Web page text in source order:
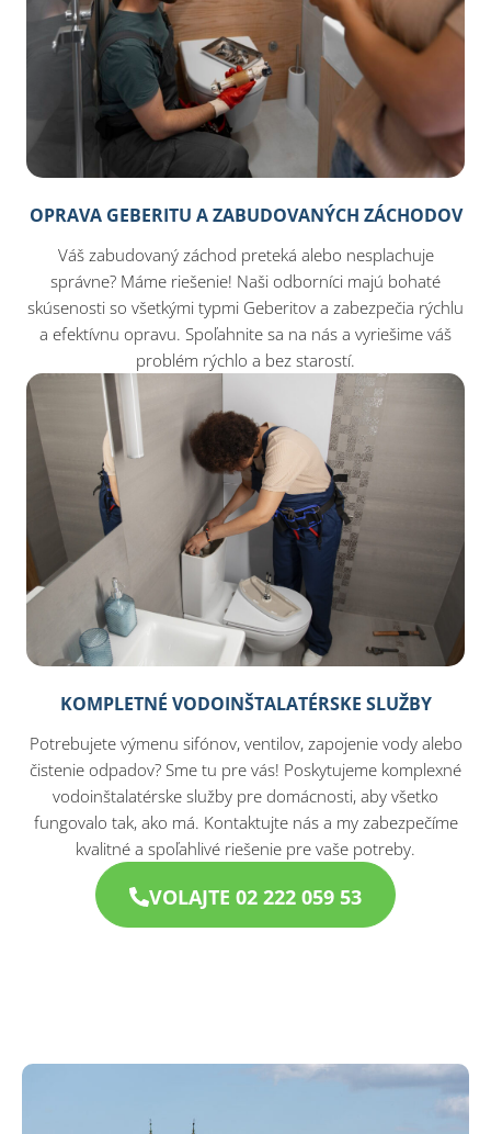
OPRAVA GEBERITU A ZABUDOVANÝCH ZÁCHODOV
Váš zabudovaný záchod preteká alebo nesplachuje
správne? Máme riešenie! Naši odborníci majú bohaté
skúsenosti so všetkými typmi Geberitov a zabezpečia rýchlu
a efektívnu opravu. Spoľahnite sa na nás a vyriešime váš
problém rýchlo a bez starostí.
KOMPLETNÉ VODOINŠTALATÉRSKE SLUŽBY
Potrebujete výmenu sifónov, ventilov, zapojenie vody alebo
čistenie odpadov? Sme tu pre vás! Poskytujeme komplexné
vodoinštalatérske služby pre domácnosti, aby všetko
fungovalo tak, ako má. Kontaktujte nás a my zabezpečíme
kvalitné a spoľahlivé riešenie pre vaše potreby.
VOLAJTE 02 222 059 53